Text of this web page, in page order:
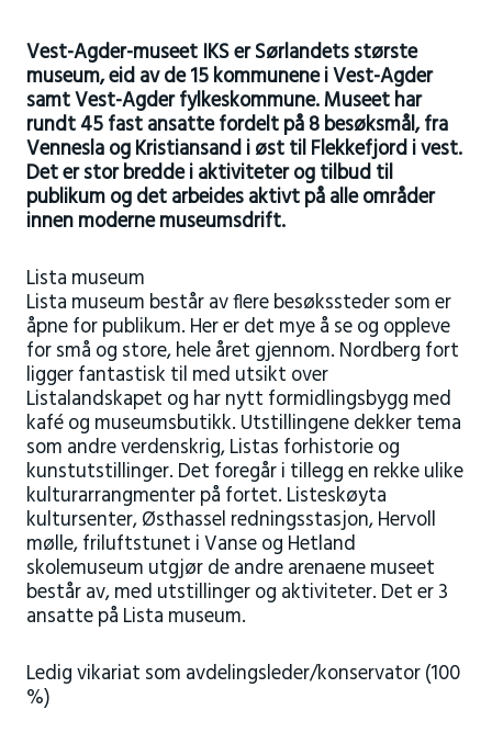
Vest-Agder-museet IKS er Sørlandets største
museum, eid av de 15 kommunene i Vest-Agder
samt Vest-Agder fylkeskommune. Museet har
rundt 45 fast ansatte fordelt på 8 besøksmål, fra
Vennesla og Kristiansand i øst til Flekkefjord i vest.
Det er stor bredde i aktiviteter og tilbud til
publikum og det arbeides aktivt på alle områder
innen moderne museumsdrift.
Lista museum
Lista museum består av flere besøkssteder som er
åpne for publikum. Her er det mye å se og oppleve
for små og store, hele året gjennom. Nordberg fort
ligger fantastisk til med utsikt over
Listalandskapet og har nytt formidlingsbygg med
kafé og museumsbutikk. Utstillingene dekker tema
som andre verdenskrig, Listas forhistorie og
kunstutstillinger. Det foregår i tillegg en rekke ulike
kulturarrangmenter på fortet. Listeskøyta
kultursenter, Østhassel redningsstasjon, Hervoll
mølle, friluftstunet i Vanse og Hetland
skolemuseum utgjør de andre arenaene museet
består av, med utstillinger og aktiviteter. Det er 3
ansatte på Lista museum.
Ledig vikariat som avdelingsleder/konservator (100
%)